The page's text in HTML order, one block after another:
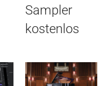
Sampler
kostenlos